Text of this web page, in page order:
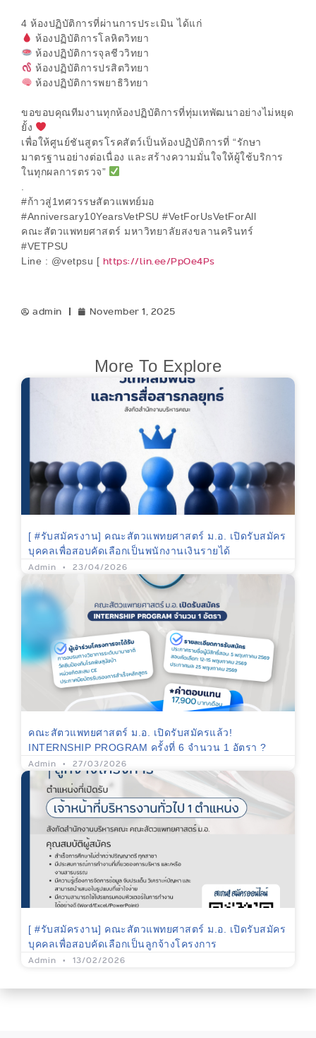
4 ห้องปฏิบัติการที่ผ่านการประเมิน ได้แก่
ห้องปฏิบัติการโลหิตวิทยา
ห้องปฏิบัติการจุลชีววิทยา
ห้องปฏิบัติการปรสิตวิทยา
ห้องปฏิบัติการพยาธิวิทยา
ขอขอบคุณทีมงานทุกห้องปฏิบัติการที่ทุ่มเทพัฒนาอย่างไม่หยุด
ยั้ง
เพื่อให้ศูนย์ชันสูตรโรคสัตว์เป็นห้องปฏิบัติการที่ “รักษา
มาตรฐานอย่างต่อเนื่อง และสร้างความมั่นใจให้ผู้ใช้บริการ
ในทุกผลการตรวจ”
#ก้าวสู่1ทศวรรษสัตวแพทย์มอ
#Anniversary10YearsVetPSU #VetForUsVetForAll
คณะสัตวแพทยศาสตร์ มหาวิทยาลัยสงขลานครินทร์
#VETPSU
Line : @vetpsu [ https://lin.ee/PpOe4Ps
admin November 1, 2025
More To Explore
[ #รับสมัครงาน] คณะสัตวแพทยศาสตร์ ม.อ. เปิดรับสมัคร
บุคคลเพื่อสอบคัดเลือกเป็นพนักงานเงินรายได้
Admin 23/04/2026
คณะสัตวแพทยศาสตร์ ม.อ. เปิดรับสมัครแล้ว!
INTERNSHIP PROGRAM ครั้งที่ 6 จำนวน 1 อัตรา ?
Admin 27/03/2026
[ #รับสมัครงาน] คณะสัตวแพทยศาสตร์ ม.อ. เปิดรับสมัคร
บุคคลเพื่อสอบคัดเลือกเป็นลูกจ้างโครงการ
Admin 13/02/2026